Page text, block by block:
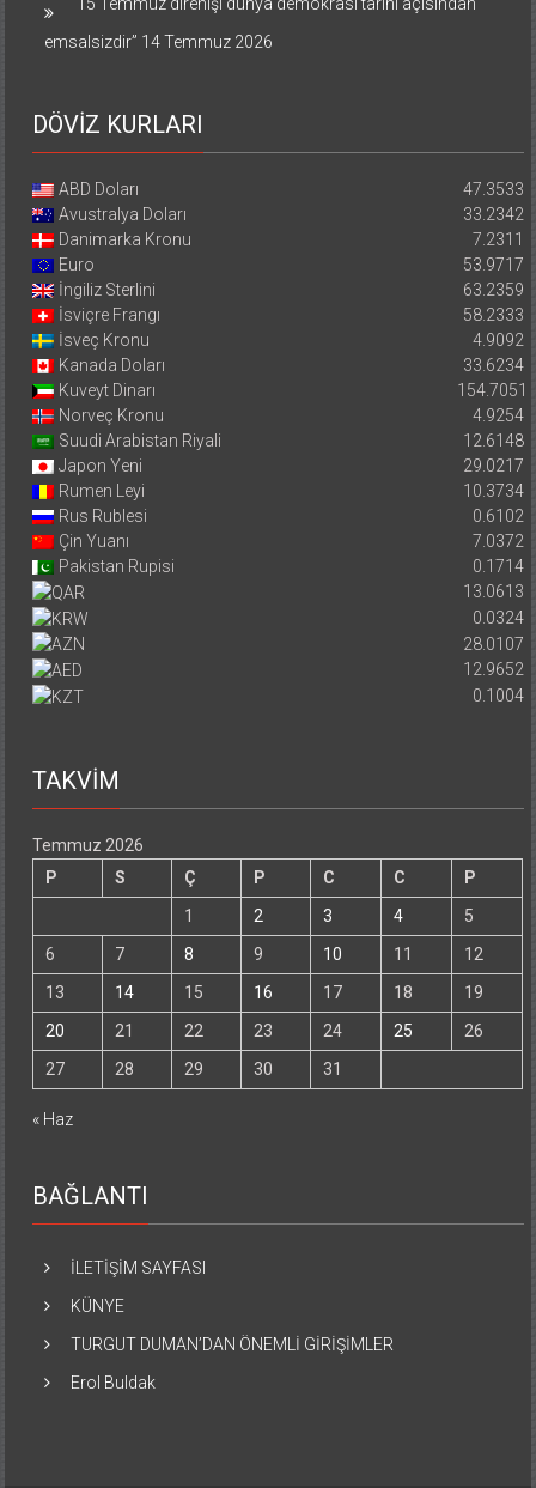
emsalsizdir” 14 Temmuz 2026
DÖVİZ KURLARI
ABD Doları
47.3533
Avustralya Doları
33.2342
Danimarka Kronu
7.2311
Euro
53.9717
İngiliz Sterlini
63.2359
İsviçre Frangı
58.2333
İsveç Kronu
4.9092
Kanada Doları
33.6234
Kuveyt Dinarı
154.7051
Norveç Kronu
4.9254
Suudi Arabistan Riyali
12.6148
Japon Yeni
29.0217
Rumen Leyi
10.3734
Rus Rublesi
0.6102
Çin Yuanı
7.0372
Pakistan Rupisi
0.1714
13.0613
0.0324
28.0107
12.9652
0.1004
TAKVİM
Temmuz 2026
P
S Ç P C C
P
1
2 3 4
5
6
7 8 9 10 11
12
13
14 15 16 17 18
19
20
21 22 23 24 25
26
27
28 29 30 31
« Haz
BAĞLANTI
İLETİŞİM SAYFASI
KÜNYE
TURGUT DUMAN’DAN ÖNEMLİ GİRİŞİMLER
Erol Buldak